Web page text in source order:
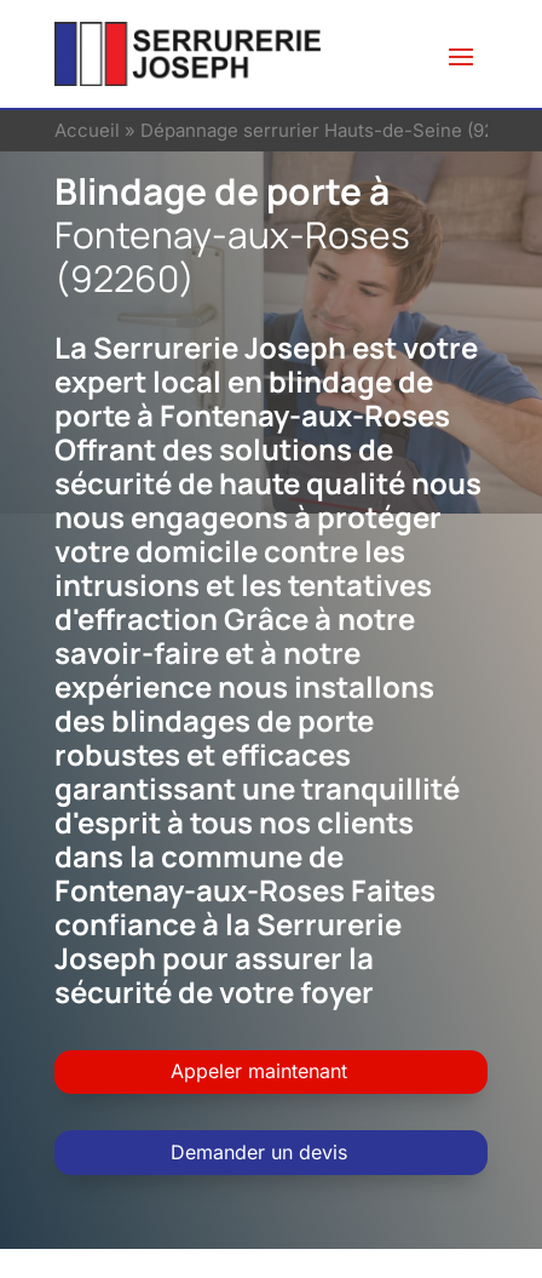
Accueil » Dépannage serrurier Hauts-de-Seine (92)
Blindage de porte à
Fontenay-aux-Roses
(92260)
La Serrurerie Joseph est votre
expert local en blindage de
porte à Fontenay-aux-Roses
Offrant des solutions de
sécurité de haute qualité nous
nous engageons à protéger
votre domicile contre les
intrusions et les tentatives
d'effraction Grâce à notre
savoir-faire et à notre
expérience nous installons
des blindages de porte
robustes et efficaces
garantissant une tranquillité
d'esprit à tous nos clients
dans la commune de
Fontenay-aux-Roses Faites
confiance à la Serrurerie
Joseph pour assurer la
sécurité de votre foyer
Appeler maintenant
Demander un devis